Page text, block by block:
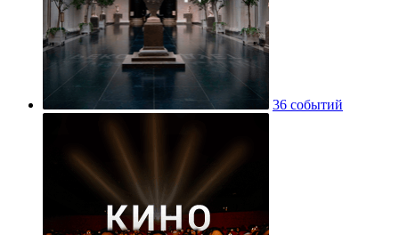
36 событий